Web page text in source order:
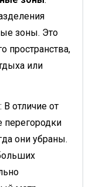
зоны. Это
пространства,
или
: В отличие от
перегородки
они убраны.